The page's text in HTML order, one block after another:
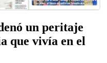
un peritaje
que vivía en el